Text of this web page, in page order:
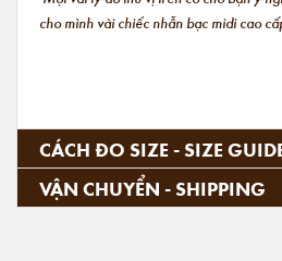
cho mình vài chiếc nhẫn bạc midi cao
CÁCH ĐO SIZE - SIZE
VẬN CHUYỂN - SHIPPING